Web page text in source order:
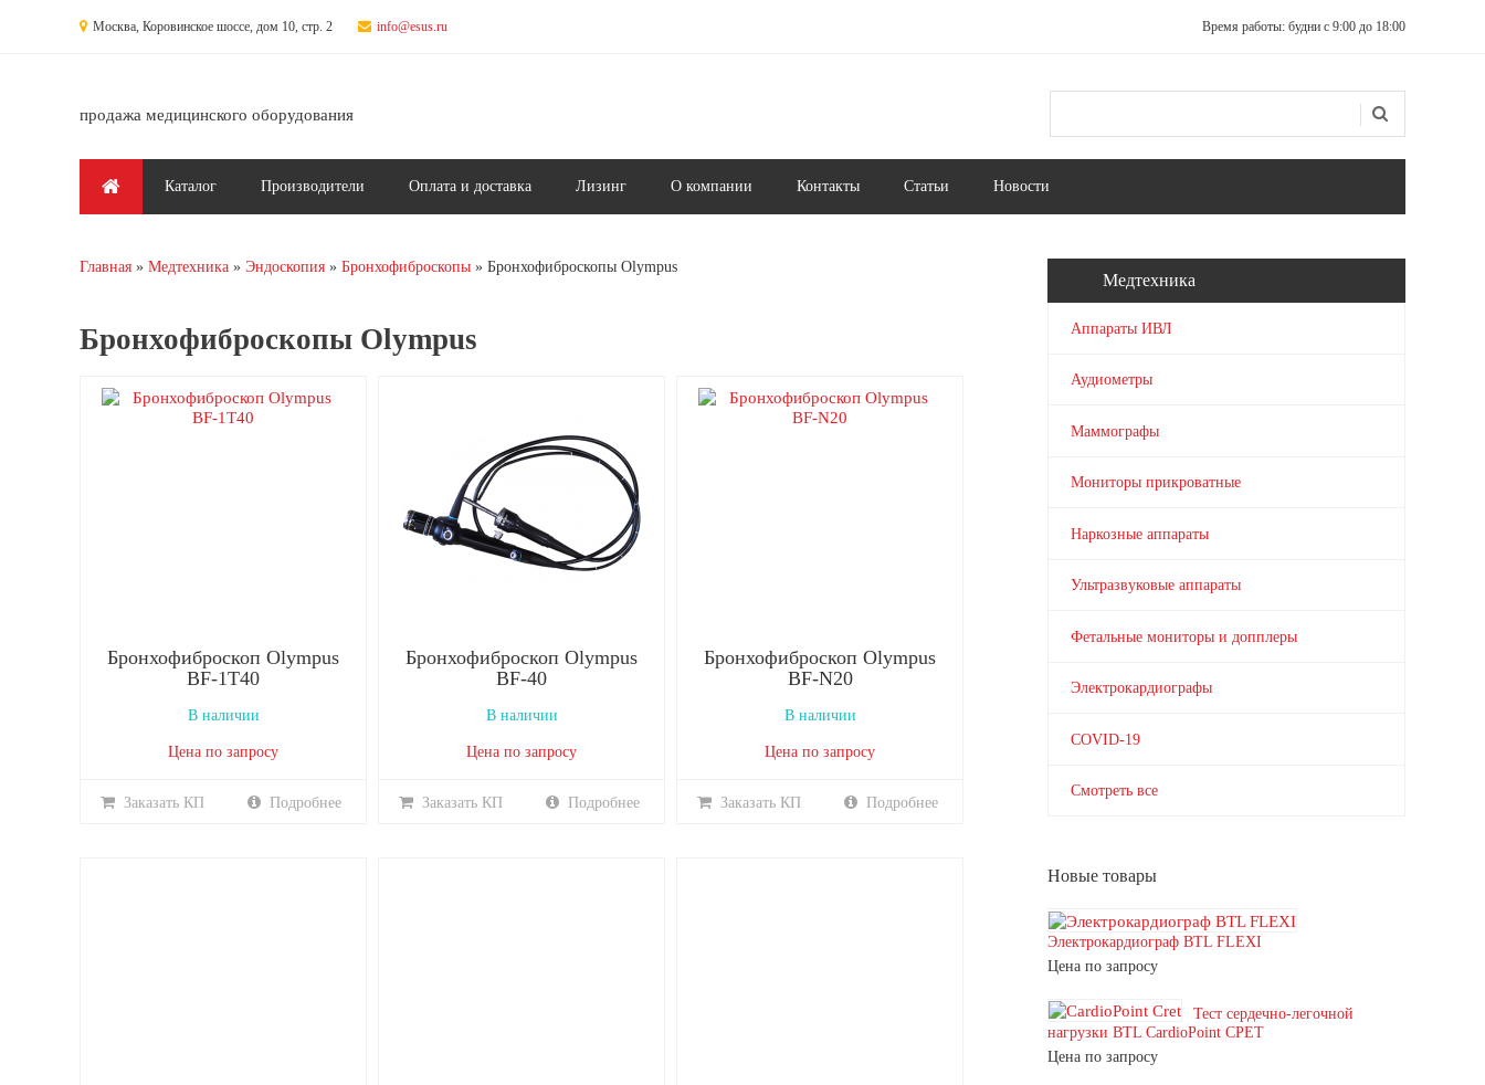
Москва, Коровинское шоссе, дом 10, стр. 2 info@esus.ru Время работы: будни с 9:00 до 18:00
продажа медицинского оборудования
Главное менюКаталог Производители Оплата и доставка Лизинг О компании Контакты Статьи Новости
Вы здесь
Главная Медтехника Эндоскопия Бронхофиброскопы Бронхофиброскопы Olympus
Бронхофиброскопы Olympus
Бронхофиброскоп Olympus
BF-1T40
В наличии
Цена по запросу
Заказать КП Подробнее
Бронхофиброскоп Olympus
BF-40
В наличии
Цена по запросу
Заказать КП Подробнее
Бронхофиброскоп Olympus
BF-N20
В наличии
Цена по запросу
Заказать КП Подробнее
Медтехника
Аппараты ИВЛ
Аудиометры
Маммографы
Мониторы прикроватные
Наркозные аппараты
Ультразвуковые аппараты
Фетальные мониторы и допплеры
Электрокардиографы
COVID-19
Смотреть все
Новые товары
Электрокардиограф BTL FLEXI
Цена по запросу
Тест сердечно-легочной
нагрузки BTL CardioPoint CPET
Цена по запросу